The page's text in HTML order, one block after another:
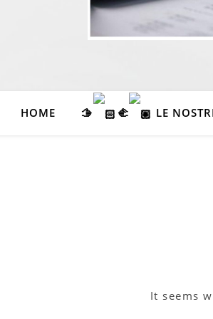
HOME 🫱 ‍🫲 LE
It seems